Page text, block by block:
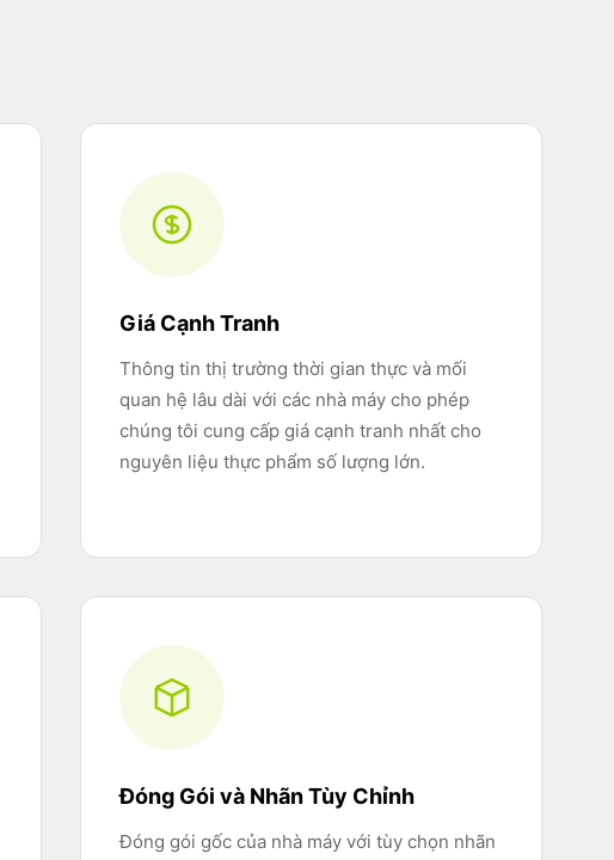
Giá Cạnh Tranh
Thông tin thị trường thời gian thực và mối
quan hệ lâu dài với các nhà máy cho phép
chúng tôi cung cấp giá cạnh tranh nhất cho
nguyên liệu thực phẩm số lượng lớn.
Đóng Gói và Nhãn Tùy Chỉnh
Đóng gói gốc của nhà máy với tùy chọn nhãn